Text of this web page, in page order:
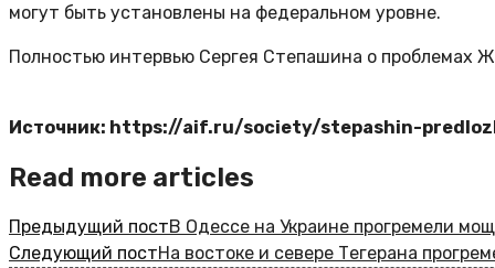
могут быть установлены на федеральном уровне.
Полностью интервью Сергея Степашина о проблемах
Источник: https://aif.ru/society/stepashin-
Read more articles
Предыдущий постВ Одессе на Украине прогремели
Следующий постНа востоке и севере Тегерана